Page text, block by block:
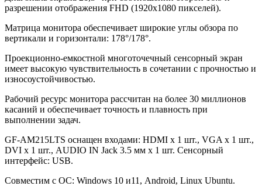
разрешении отображения FHD (1920х1080 пикселей).
Матрица монитора обеспечивает широкие углы обзора по
вертикали и горизонтали: 178°/178°.
Проекционно-емкостной многоточечный сенсорный экран
имеет высокую чувствительность в сочетании с прочностью и
износоустойчивостью.
Рабочий ресурс монитора рассчитан на более 30 миллионов
касаний и обеспечивает точность и плавность при
выполнении задач.
GF-AM215LTS оснащен входами: HDMI x 1 шт., VGA x 1 шт.,
DVI x 1 шт., AUDIO IN Jack 3.5 мм x 1 шт. Сенсорный
интерфейс: USB.
Совместим с ОС: Windows 10 и11, Android, Linux Ubuntu.